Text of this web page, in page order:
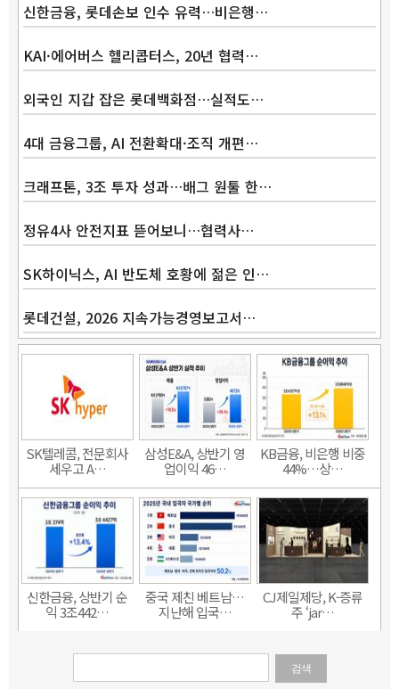
신한금융, 롯데손보 인수 유력…비은행…
KAI·에어버스 헬리콥터스, 20년 협력…
외국인 지갑 잡은 롯데백화점…실적도…
4대 금융그룹, AI 전환확대·조직 개편…
크래프톤, 3조 투자 성과…배그 원툴 한…
정유4사 안전지표 뜯어보니…협력사…
SK하이닉스, AI 반도체 호황에 젊은 인…
롯데건설, 2026 지속가능경영보고서…
SK텔레콤, 전문회사
세우고 A…
삼성E&A, 상반기 영
업이익 46…
KB금융, 비은행 비중
44%…상…
신한금융, 상반기 순
익 3조442…
중국 제친 베트남…
지난해 입국…
CJ제일제당, K-증류
주 ‘jar…
검색